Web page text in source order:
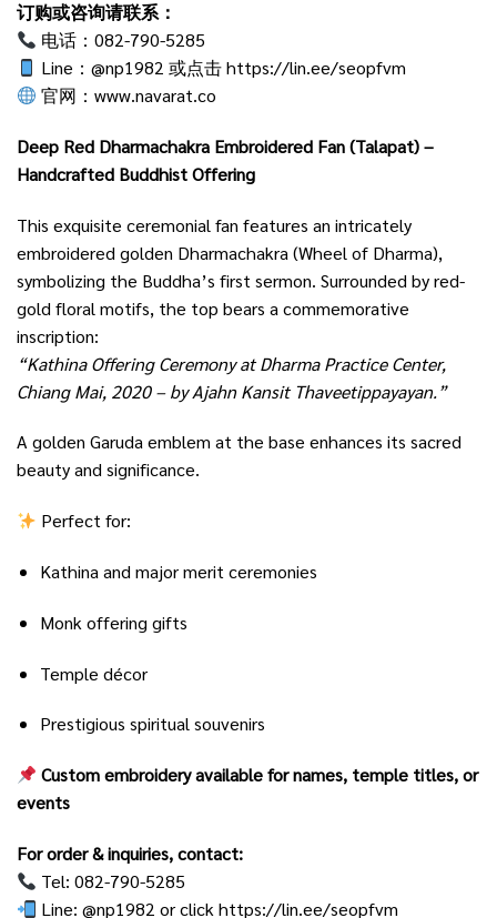
订购或咨询请联系：
电话：082-790-5285
Line：@np1982 或点击https://lin.ee/seopfvm
官网：www.navarat.co
Deep Red Dharmachakra Embroidered Fan (Talapat) –
Handcrafted Buddhist Offering
This exquisite ceremonial fan features an intricately
embroidered golden Dharmachakra (Wheel of Dharma),
symbolizing the Buddha’s first sermon. Surrounded by red-
gold floral motifs, the top bears a commemorative
inscription:
“Kathina Offering Ceremony at Dharma Practice Center,
Chiang Mai, 2020 – by Ajahn Kansit Thaveetippayayan.”
A golden Garuda emblem at the base enhances its sacred
beauty and significance.
Perfect for:
Kathina and major merit ceremonies
Monk offering gifts
Temple décor
Prestigious spiritual souvenirs
Custom embroidery available for names, temple titles, or
events
For order & inquiries, contact:
Tel: 082-790-5285
Line: @np1982 or clickhttps://lin.ee/seopfvm